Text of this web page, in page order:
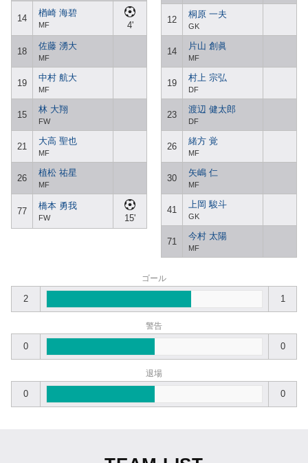
14
楢崎 海碧
MF 4'
18
佐藤 湧大
MF
19
中村 航大
MF
15
林 大翔
FW
21
大高 聖也
MF
26
植松 祐星
MF
77
橋本 勇我
FW 15'
12
桐原 一夫
GK
14
片山 創眞
MF
19
村上 宗弘
DF
23
渡辺 健太郎
DF
26
緒方 覚
MF
30
矢嶋 仁
MF
41
上岡 駿斗
GK
71
今村 太陽
MF
ゴール
2 1
警告
0 0
退場
0 0